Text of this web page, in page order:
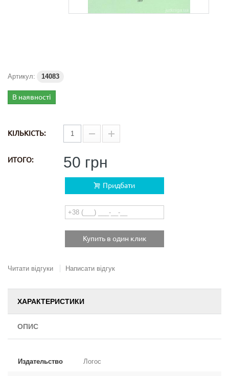
Артикул: 14083
В наявності
КІЛЬКІСТЬ:
ИТОГО: 50 грн
Придбати
Купить в один клик
Читати відгуки Написати відгук
ХАРАКТЕРИСТИКИ
ОПИС
Издательство Логос